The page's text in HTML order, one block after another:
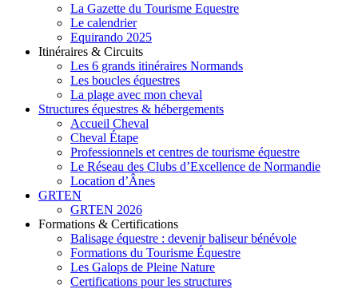
La Gazette du Tourisme Equestre
Le calendrier
Equirando 2025
Itinéraires & Circuits
Les 6 grands itinéraires Normands
Les boucles équestres
La plage avec mon cheval
Structures équestres & hébergements
Accueil Cheval
Cheval Étape
Professionnels et centres de tourisme équestre
Le Réseau des Clubs d’Excellence de Normandie
Location d’Ânes
GRTEN
GRTEN 2026
Formations & Certifications
Balisage équestre : devenir baliseur bénévole
Formations du Tourisme Équestre
Les Galops de Pleine Nature
Certifications pour les structures